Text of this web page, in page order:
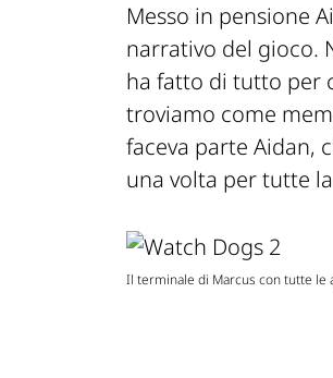
Messo in pensione
narrativo del gioco.
ha fatto di tutto per
troviamo come
faceva parte Aidan,
una volta per tutte
Il terminale di Marcus con tutte le